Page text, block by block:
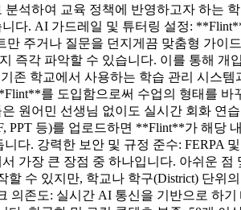
석하여 교육 정책에 반영하고자 하는
다. AI 가드레일 및 튜터링 설정:
주거나 질문을 던지게끔 맞춤형 가이
즉각 파악할 수 있습니다. 이를 통해 개
존 학교에서 사용하는 학습 관리 시스
를 도입함으로써 수업의 형태를 바
원어민 선생님 없이도 실시간 회화 연
등)를 업로드하면 **Flint**가 해당
다. 강력한 보안 및 규정 준수: FERPA
가장 큰 장점 중 하나입니다. 아쉬운 점
수 있지만, 학교나 학구(District) 단위
존도: 실시간 AI 통신을 기반으로 하